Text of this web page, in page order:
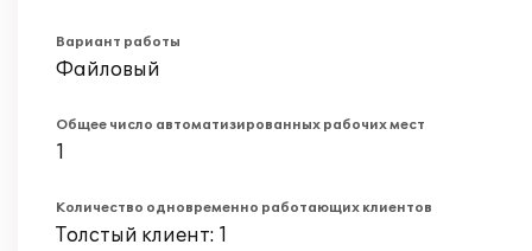
Вариант работы
Файловый
Общее число автоматизированных рабочих мест
1
Количество одновременно работающих клиентов
Толстый клиент: 1